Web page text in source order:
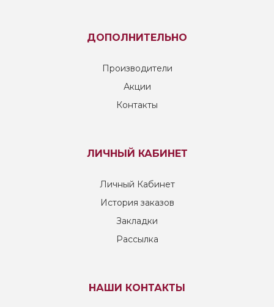
ДОПОЛНИТЕЛЬНО
Производители
Акции
Контакты
ЛИЧНЫЙ КАБИНЕТ
Личный Кабинет
История заказов
Закладки
Рассылка
НАШИ КОНТАКТЫ